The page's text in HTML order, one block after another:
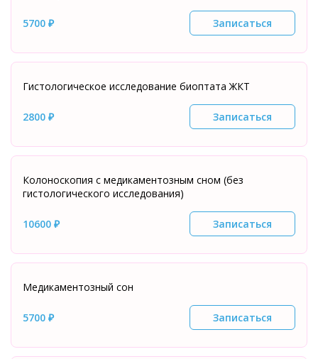
5700 ₽ Записаться
Гистологическое исследование биоптата ЖКТ
2800 ₽ Записаться
Колоноскопия с медикаментозным сном (без
гистологического исследования)
10600 ₽ Записаться
Медикаментозный сон
5700 ₽ Записаться